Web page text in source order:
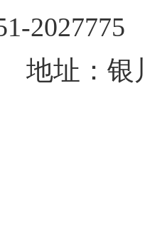
地址：银